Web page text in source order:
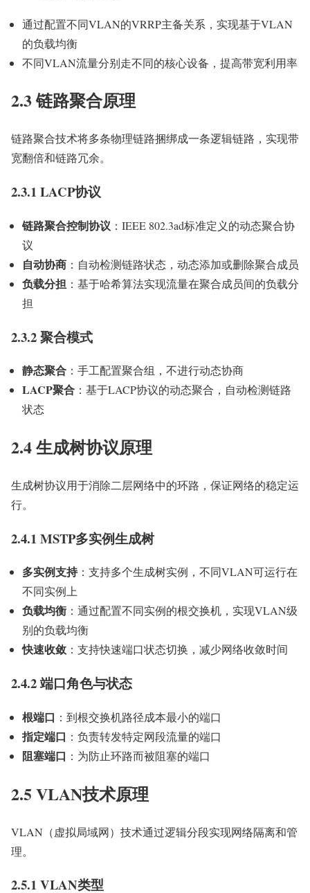
通过配置不同VLAN的VRRP主备关系，实现基于VLAN
的负载均衡
不同VLAN流量分别走不同的核心设备，提高带宽利用率
2.3 链路聚合原理
链路聚合技术将多条物理链路捆绑成一条逻辑链路，实现带
宽翻倍和链路冗余。
2.3.1 LACP协议
链路聚合控制协议 ：IEEE 802.3ad标准定义的动态聚合协
议
自动协商 ：自动检测链路状态，动态添加或删除聚合成员
负载分担 ：基于哈希算法实现流量在聚合成员间的负载分
担
2.3.2 聚合模式
静态聚合 ：手工配置聚合组，不进行动态协商
LACP聚合 ：基于LACP协议的动态聚合，自动检测链路
状态
2.4 生成树协议原理
生成树协议用于消除二层网络中的环路，保证网络的稳定运
行。
2.4.1 MSTP多实例生成树
多实例支持：支持多个生成树实例，不同VLAN可运行在
不同实例上
负载均衡 ：通过配置不同实例的根交换机，实现VLAN级
别的负载均衡
快速收敛 ：支持快速端口状态切换，减少网络收敛时间
2.4.2 端口角色与状态
根端口 ：到根交换机路径成本最小的端口
指定端口 ：负责转发特定网段流量的端口
阻塞端口 ：为防止环路而被阻塞的端口
2.5 VLAN技术原理
VLAN（虚拟局域网）技术通过逻辑分段实现网络隔离和管
理。
2.5.1 VLAN类型